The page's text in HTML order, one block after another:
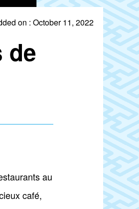
on : October 11, 2022
de
au
café,